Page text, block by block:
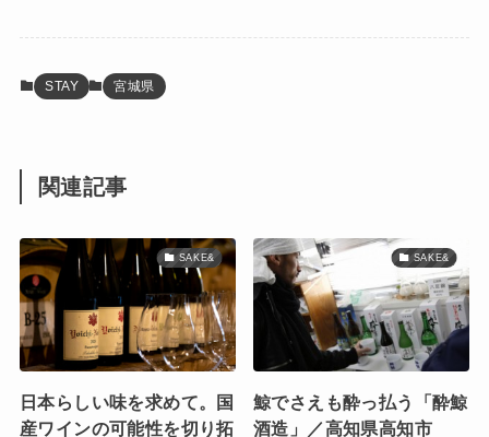
STAY 宮城県
関連記事
SAKE&
日本らしい味を求めて。国
産ワインの可能性を切り拓
SAKE&
鯨でさえも酔っ払う「酔鯨
酒造」／高知県高知市